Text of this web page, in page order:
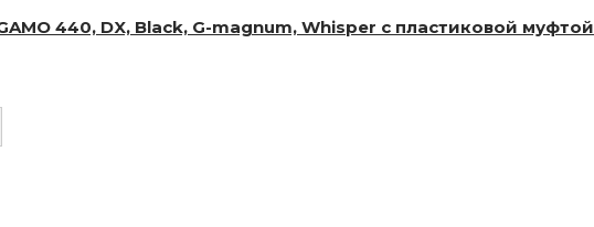
440, DX, Black, G-magnum, Whisper с пластиковой муфтой